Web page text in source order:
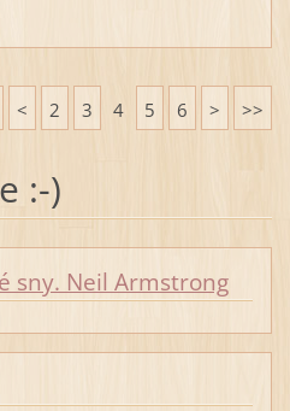
< 2 3 4 5 6 > >>
:-)
sny. Neil Armstrong